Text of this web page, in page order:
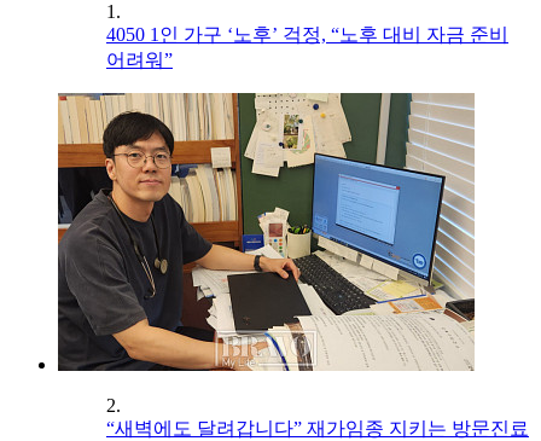
1.
4050 1인 가구 ‘노후’ 걱정, “노후 대비 자금 준비
어려워”
2.
“새벽에도 달려갑니다” 재가임종 지키는 방문진료